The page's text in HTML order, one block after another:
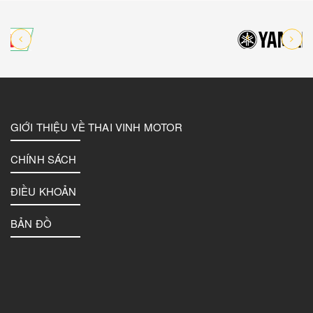
GIỚI THIỆU VỀ THAI VINH MOTOR
CHÍNH SÁCH
ĐIỀU KHOẢN
BẢN ĐỒ